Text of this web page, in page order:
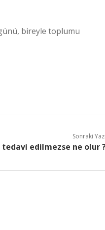
bireyle toplumu
Sonraki
edilmezse ne olur